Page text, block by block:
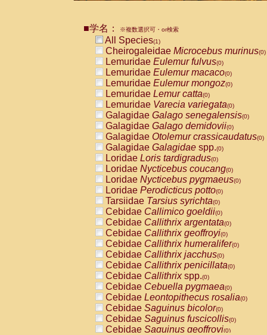
■学名： ※複数選択可・or検索
All Species(1)
Cheirogaleidae Microcebus murinus(0)
Lemuridae Eulemur fulvus(0)
Lemuridae Eulemur macaco(0)
Lemuridae Eulemur mongoz(0)
Lemuridae Lemur catta(0)
Lemuridae Varecia variegata(0)
Galagidae Galago senegalensis(0)
Galagidae Galago demidovii(0)
Galagidae Otolemur crassicaudatus(0)
Galagidae Galagidae spp.(0)
Loridae Loris tardigradus(0)
Loridae Nycticebus coucang(0)
Loridae Nycticebus pygmaeus(0)
Loridae Perodicticus potto(0)
Tarsiidae Tarsius syrichta(0)
Cebidae Callimico goeldii(0)
Cebidae Callithrix argentata(0)
Cebidae Callithrix geoffroyi(0)
Cebidae Callithrix humeralifer(0)
Cebidae Callithrix jacchus(0)
Cebidae Callithrix penicillata(0)
Cebidae Callithrixspp.(0)
Cebidae Cebuella pygmaea(0)
Cebidae Leontopithecus rosalia(0)
Cebidae Saguinus bicolor(0)
Cebidae Saguinus fuscicollis(0)
Cebidae Saguinus geoffroyi(0)